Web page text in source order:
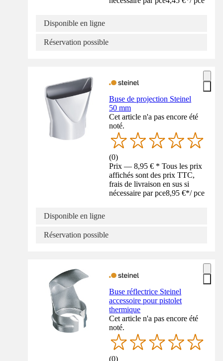
Disponible en ligne
Réservation possible
Buse de projection Steinel
50 mm
Cet article n'a pas encore été
noté.
(0)
Prix — 8,95 € * Tous les prix
affichés sont des prix TTC,
frais de livraison en sus si
nécessaire par pce8,95 €*/ pce
Disponible en ligne
Réservation possible
Buse réflectrice Steinel
accessoire pour pistolet
thermique
Cet article n'a pas encore été
noté.
(0)